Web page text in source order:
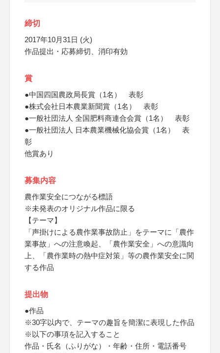
締切
2017年10月31日 (火)
作品提出・応募締切、消印有効
賞
●中国四国農政局長賞（1名） 表彰
●株式会社日本農業新聞賞（1名） 表彰
●一般社団法人 全国肥料商連合会賞（1名） 表彰
●一般社団法人 日本農業機械化協会賞（1名） 表
彰
他賞あり
募集内容
農作業安全につながる標語
※未発表のオリジナル作品に限る
【テーマ】
「声掛けによる農作業事故防止」をテーマに「農作
業事故」への注意喚起、「農作業安全」への意識向
上、「農作業時の熱中症対策」等の農作業安全に関
する作品
提出物
●作品
※30字以内で、テーマの趣旨を簡潔に表現した作品
※以下の事項を記入すること
作品・氏名（ふりがな）・年齢・住所・電話番号